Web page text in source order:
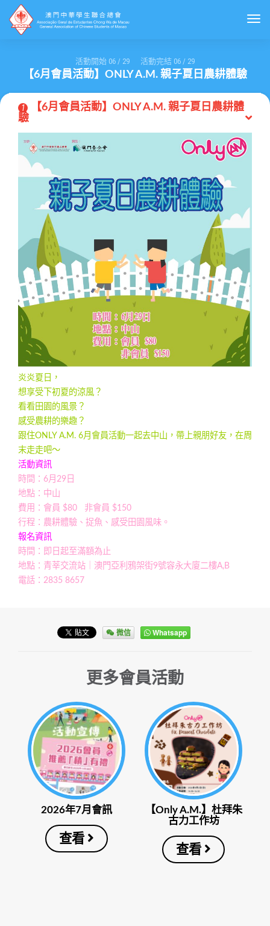
活動開始 06 / 29 活動完結 06 / 29
【6月會員活動】ONLY A.M. 親子夏日農耕體驗
1
【6月會員活動】ONLY A.M. 親子夏日農耕體
驗
炎炎夏日，
想享受下初夏的涼風？
看看田園的風景？
感受農耕的樂趣？
跟住ONLY A.M. 6月會員活動一起去中山，帶上親朋好友，在周
末走走吧～
活動資訊
時間：6月29日
地點：中山
費用：會員 $80 非會員 $150
行程：農耕體驗、捉魚、感受田園風味。
報名資訊
時間：即日起至滿額為止
地點：青莘交流站｜澳門亞利鴉架街9號容永大廈二樓A,B
電話：2835 8657
微信 Whatsapp
更多會員活動
2026年7月會訊
查看
【Only A.M.】杜拜朱
古力工作坊
查看